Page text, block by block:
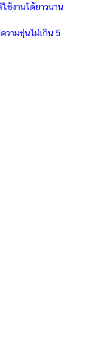
ช้งานได้ยาวนาน
วามขุ่นไม่เกิน 5